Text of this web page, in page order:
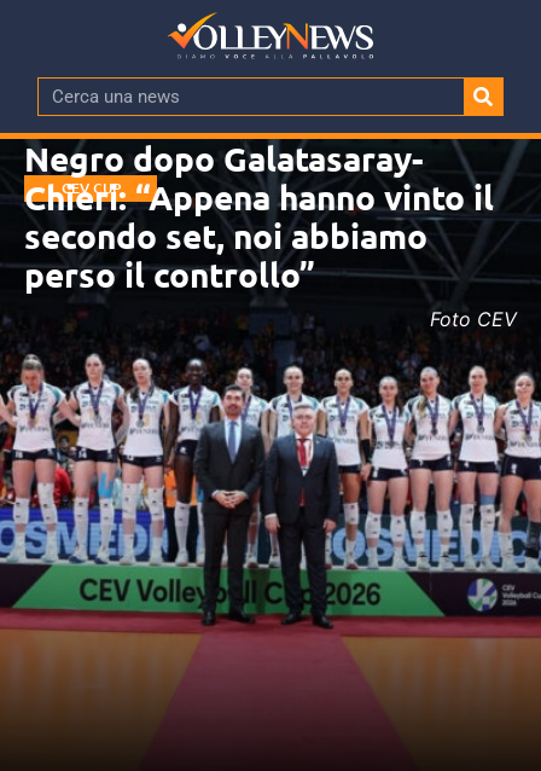
CEV CUP
Negro dopo Galatasaray-
Chieri: “Appena hanno vinto il
secondo set, noi abbiamo
perso il controllo”
Foto CEV